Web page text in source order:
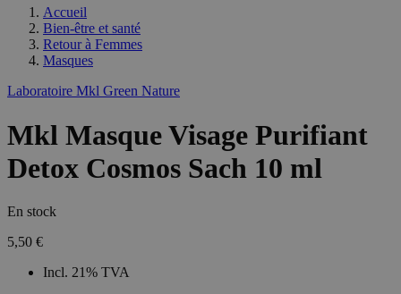
Accueil
Bien-être et santé
Retour à Femmes
Masques
Laboratoire Mkl Green Nature
Mkl Masque Visage Purifiant
Detox Cosmos Sach 10 ml
En stock
5,50 €
Incl. 21% TVA